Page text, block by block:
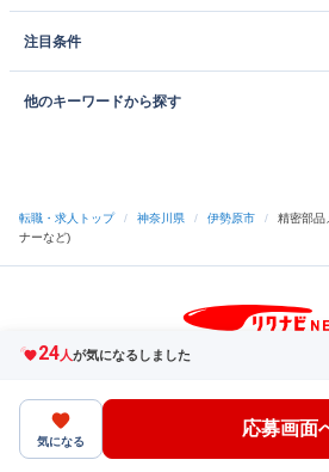
注目条件
他のキーワードから探す
24人が気になるしました
転職・求人トップ / 神奈川県 / 伊勢原市 /
精密部品
ナーなど)
気になる
応募画面
中途採用をご検討の企業様
ヘルプ・お問い合わせ
（C）Indeed Inc.